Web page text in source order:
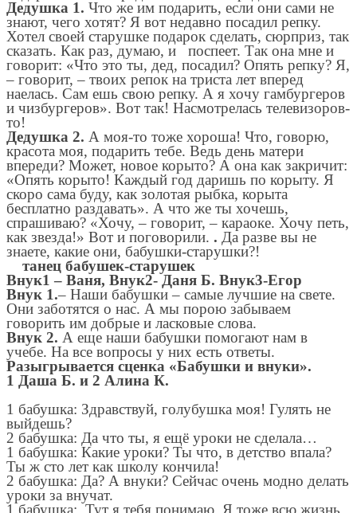
Дедушка 1. Что же им подарить, если они сами не
знают, чего хотят? Я вот недавно посадил репку.
Хотел своей старушке подарок сделать, сюрприз, так
сказать. Как раз, думаю, и поспеет. Так она мне и
говорит: «Что это ты, дед, посадил? Опять репку? Я,
– говорит, – твоих репок на триста лет вперед
наелась. Сам ешь свою репку. А я хочу гамбургеров
и чизбургеров». Вот так! Насмотрелась телевизоров-
то!
Дедушка 2. А моя-то тоже хороша! Что, говорю,
красота моя, подарить тебе. Ведь день матери
впереди? Может, новое корыто? А она как закричит:
«Опять корыто! Каждый год даришь по корыту. Я
скоро сама буду, как золотая рыбка, корыта
бесплатно раздавать». А что же ты хочешь,
спрашиваю? «Хочу, – говорит, – караоке. Хочу петь,
как звезда!» Вот и поговорили. . Да разве вы не
знаете, какие они, бабушки-старушки?!
танец бабушек-старушек
Внук1 – Ваня, Внук2- Даня Б. Внук3-Егор
Внук 1.– Наши бабушки – самые лучшие на свете.
Они заботятся о нас. А мы порою забываем
говорить им добрые и ласковые слова.
Внук 2. А еще наши бабушки помогают нам в
учебе. На все вопросы у них есть ответы.
Разыгрывается сценка «Бабушки и внуки».
1 Даша Б. и 2 Алина К.
1 бабушка: Здравствуй, голубушка моя! Гулять не
выйдешь?
2 бабушка: Да что ты, я ещё уроки не сделала…
1 бабушка: Какие уроки? Ты что, в детство впала?
Ты ж сто лет как школу кончила!
2 бабушка: Да? А внуки? Сейчас очень модно делать
уроки за внучат.